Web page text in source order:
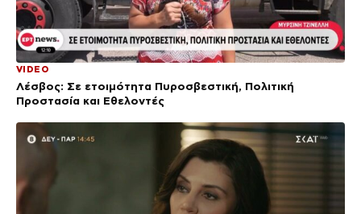
VIDEO
Λέσβος: Σε ετοιμότητα Πυροσβεστική, Πολιτική
Προστασία και Εθελοντές